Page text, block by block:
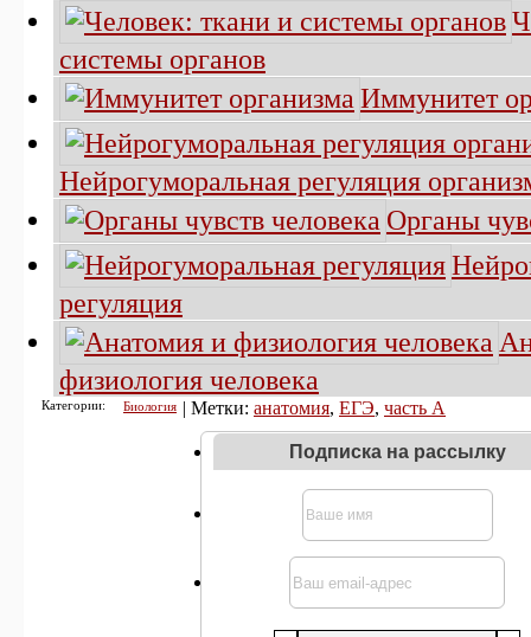
системы органов
Иммунитет
Нейрогуморальная регуляция
Органы
регуляция
физиология человека
Категории: Биология | Метки: анатомия, ЕГЭ, часть А
Подписка на рассылку